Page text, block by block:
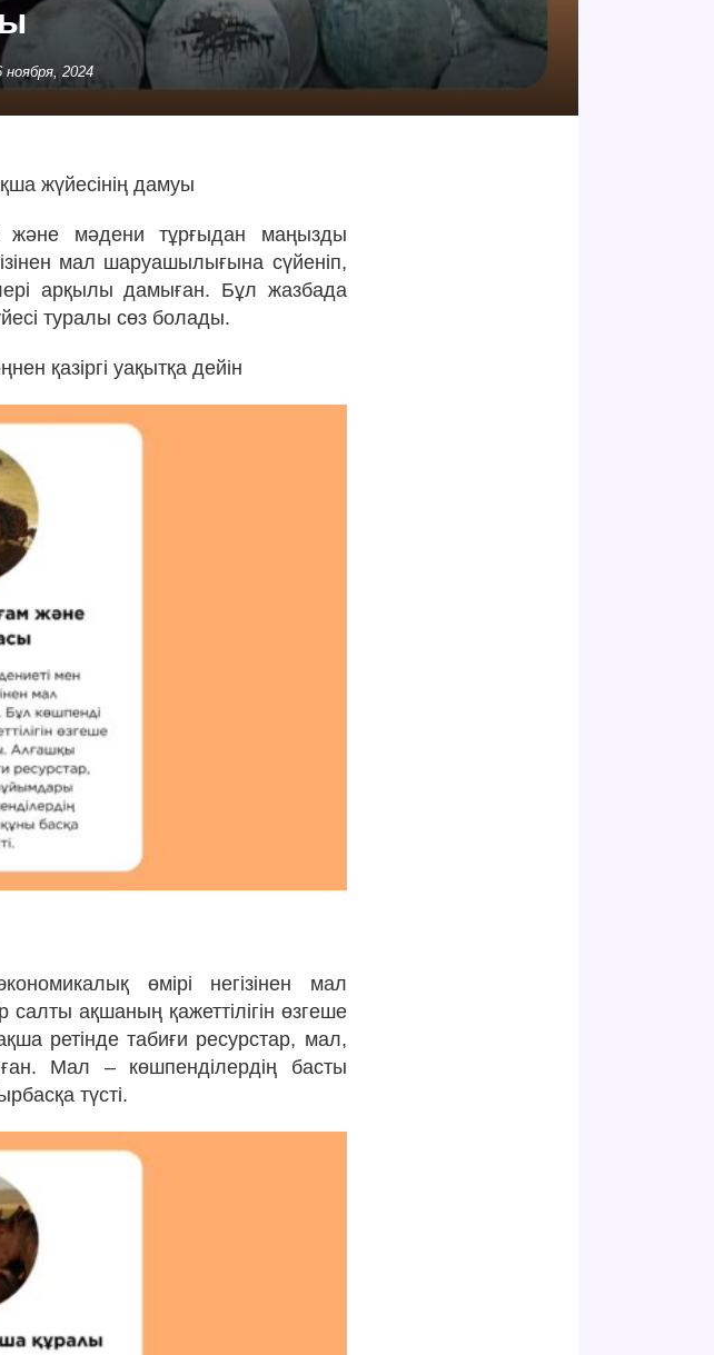
ноября, 2024
жүйесінің дамуы
және мәдени тұрғыдан маңызды
мал шаруашылығына сүйеніп,
арқылы дамыған. Бұл жазбада
туралы сөз болады.
қазіргі уақытқа дейін
өмірі негізінен мал
ақшаның қажеттілігін өзгеше
ретінде табиғи ресурстар, мал,
Мал – көшпенділердің басты
түсті.